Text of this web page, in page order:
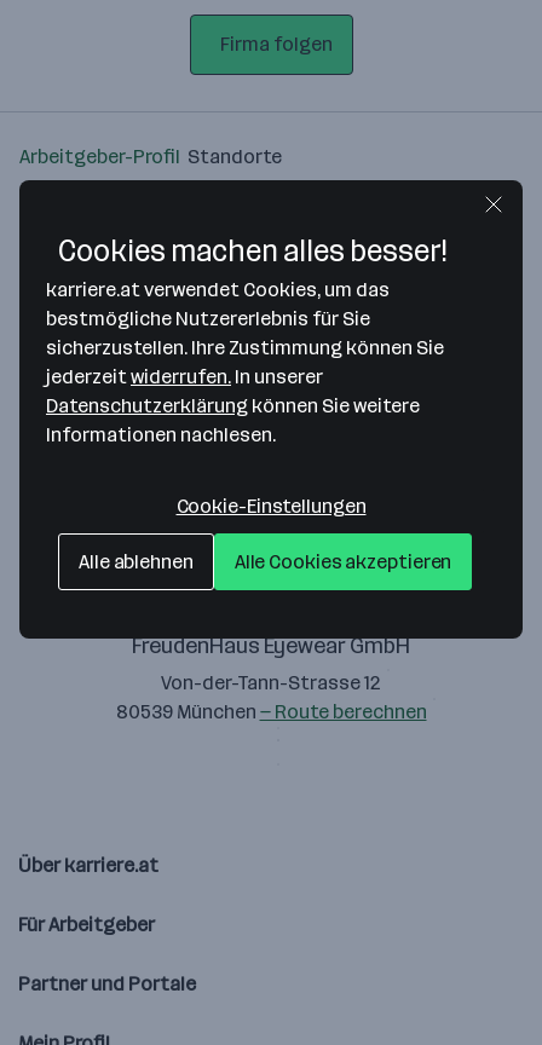
Firma folgen
Arbeitgeber-Profil Standorte
Bitte stimme unseren Cookie-
Richtlinien zu, um diese Karte
anzuzeigen.
FreudenHaus Eyewear GmbH
Von-der-Tann-Strasse 12
80539 München — Route berechnen
Über karriere.at
Für Arbeitgeber
Partner und Portale
Cookies machen alles besser!
karriere.at verwendet Cookies, um das
bestmögliche Nutzererlebnis für Sie
sicherzustellen. Ihre Zustimmung können Sie
jederzeitwiderrufen. In unserer
Datenschutzerklärung können Sie weitere
Informationen nachlesen.
Cookie-Einstellungen
Alle ablehnen Alle Cookies akzeptieren